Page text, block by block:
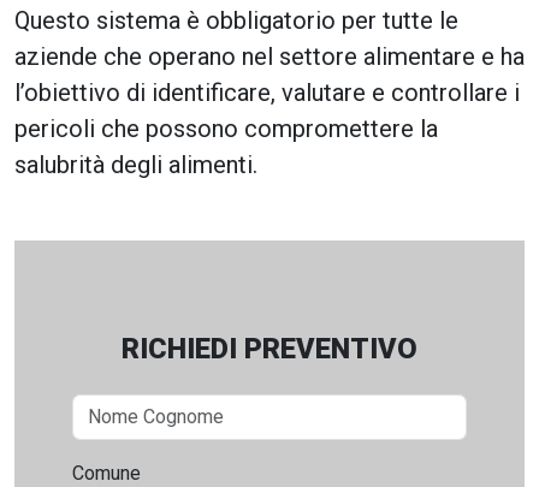
Questo sistema è obbligatorio per tutte le
aziende che operano nel settore alimentare e ha
l’obiettivo di identificare, valutare e controllare i
pericoli che possono compromettere la
salubrità degli alimenti.
RICHIEDI PREVENTIVO
Comune